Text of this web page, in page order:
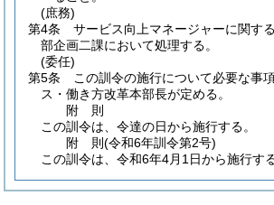
(庶務)
第4条
サービス向上マネージャーに関す
部企画二課において処理する。
(委任)
第5条
この訓令の施行について必要な事
ス・働き方改革本部長が定める。
附 則
この訓令は、令達の日から施行する。
附 則(令和6年訓令第2号)
この訓令は、令和6年4月1日から施行する